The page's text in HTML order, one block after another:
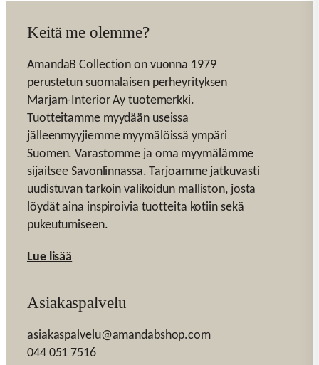
Keitä me olemme?
AmandaB Collection on vuonna 1979
perustetun suomalaisen perheyrityksen
Marjam-Interior Ay tuotemerkki.
Tuotteitamme myydään useissa
jälleenmyyjiemme myymälöissä ympäri
Suomen. Varastomme ja oma myymälämme
sijaitsee Savonlinnassa. Tarjoamme jatkuvasti
uudistuvan tarkoin valikoidun malliston, josta
löydät aina inspiroivia tuotteita kotiin sekä
pukeutumiseen.
Lue lisää
Asiakaspalvelu
asiakaspalvelu@amandabshop.com
044 051 7516